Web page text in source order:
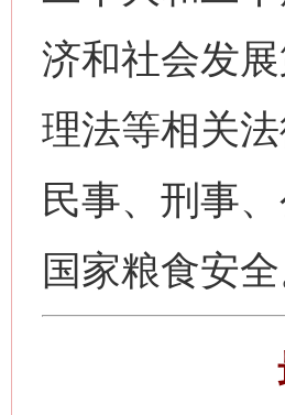
济和社会发
理法等相关
民事、刑事
国家粮食安全